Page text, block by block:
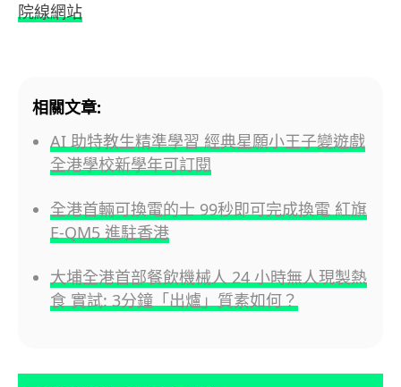
院線網站
相關文章:
AI 助特教生精準學習 經典星願小王子變遊戲
全港學校新學年可訂閱
全港首輛可換電的士 99秒即可完成換電 紅旗
E-QM5 進駐香港
大埔全港首部餐飲機械人 24 小時無人現製熱
食 實試: 3分鐘「出爐」質素如何？